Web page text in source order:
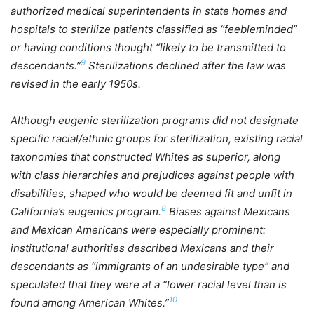
authorized medical superintendents in state homes and
hospitals to sterilize patients classified as “feebleminded”
or having conditions thought “likely to be transmitted to
descendants.”9 Sterilizations declined after the law was
revised in the early 1950s.
Although eugenic sterilization programs did not designate
specific racial/ethnic groups for sterilization, existing racial
taxonomies that constructed Whites as superior, along
with class hierarchies and prejudices against people with
disabilities, shaped who would be deemed fit and unfit in
California’s eugenics program.8 Biases against Mexicans
and Mexican Americans were especially prominent:
institutional authorities described Mexicans and their
descendants as “immigrants of an undesirable type” and
speculated that they were at a “lower racial level than is
found among American Whites.”10